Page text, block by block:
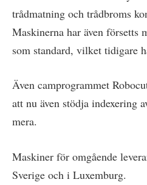
trådmatning och trådbroms
Maskinerna har även försetts
som standard, vilket tidigare
Även camprogrammet
att nu även stödja indexering
mera.
Maskiner för omgående
Sverige och i Luxemburg.